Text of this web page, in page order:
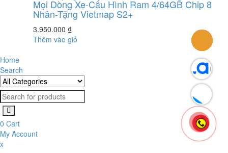
Mọi Dòng Xe-Cấu Hình Ram 4/64GB Chip 8
Nhân-Tặng Vietmap S2+
3.950.000 ₫
Thêm vào giỏ
Home
Search
0 Cart
My Account
x